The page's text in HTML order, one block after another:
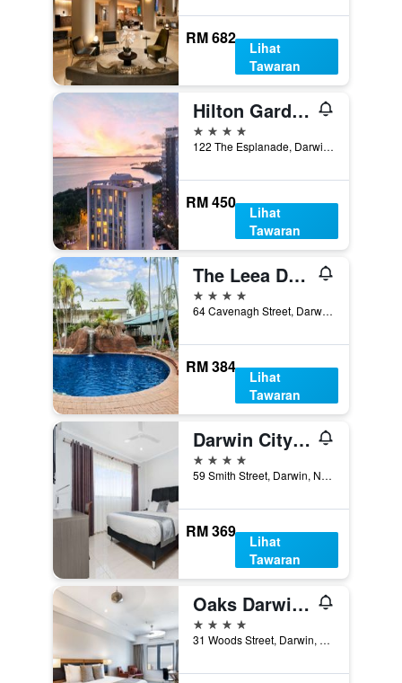
RM 682
Lihat
Tawaran
Hilton Garden Inn Darwin
4 bintang
122 The Esplanade, Darwin, NT, Australia
RM 450
Lihat
Tawaran
The Leea Darwin
4 bintang
64 Cavenagh Street, Darwin, NT, Australia
RM 384
Lihat
Tawaran
Darwin City Hotel
4 bintang
59 Smith Street, Darwin, NT, Australia
RM 369
Lihat
Tawaran
Oaks Darwin Elan Hotel
4 bintang
31 Woods Street, Darwin, NT, Australia